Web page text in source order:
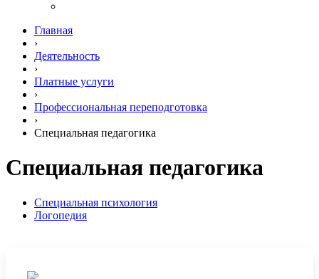
Главная
›
Деятельность
›
Платные услуги
›
Профессиональная переподготовка
›
Специальная педагогика
Специальная педагогика
Специальная психология
Логопедия